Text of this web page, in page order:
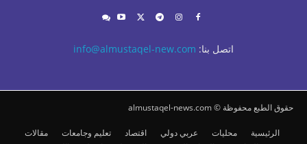
اتصل بنا: info@almustaqel-new.com
حقوق الطبع محفوظة © almustaqel-news.com
الرئيسية محليات عربي دولي اقتصاد تعليم وجامعات
مقالات